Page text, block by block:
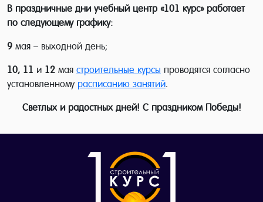
В праздничные дни учебный центр «101 курс» работает
по следующему графику:
9 мая – выходной день;
10, 11 и 12 мая строительные курсы проводятся согласно
установленному расписанию занятий.
Светлых и радостных дней! С праздником Победы!